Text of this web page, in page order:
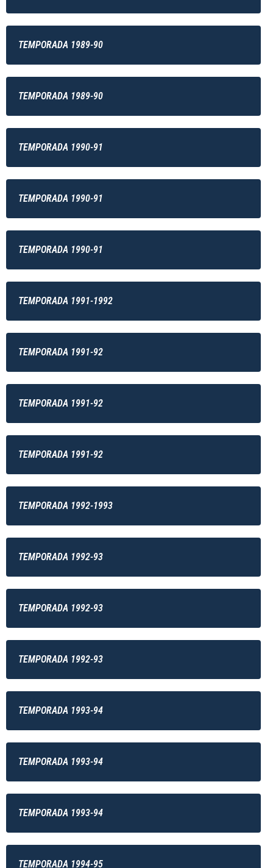
TEMPORADA 1989-90
TEMPORADA 1989-90
TEMPORADA 1990-91
TEMPORADA 1990-91
TEMPORADA 1990-91
TEMPORADA 1991-1992
TEMPORADA 1991-92
TEMPORADA 1991-92
TEMPORADA 1991-92
TEMPORADA 1992-1993
TEMPORADA 1992-93
TEMPORADA 1992-93
TEMPORADA 1992-93
TEMPORADA 1993-94
TEMPORADA 1993-94
TEMPORADA 1993-94
TEMPORADA 1994-95